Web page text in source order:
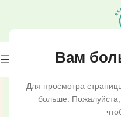
Вам
Для просмотра
больше. Пожалуйста,